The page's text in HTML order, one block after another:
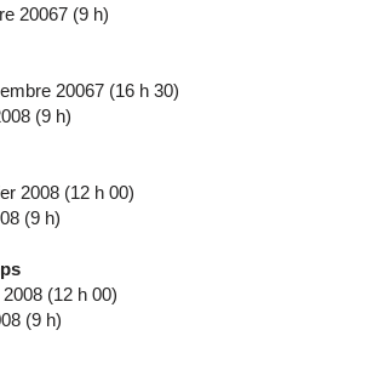
20067 (9 h)
20067 (16 h 30)
(9 h)
2008 (12 h 00)
(9 h)
(12 h 00)
(9 h)